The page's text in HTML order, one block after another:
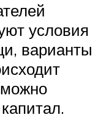
условия
варианты